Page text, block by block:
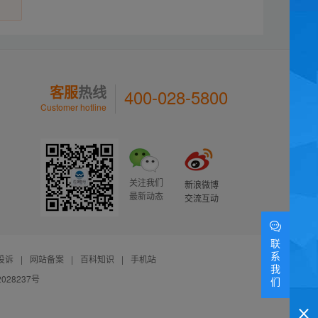
客服热线
Customer hotline 400-028-5800
关注我们
最新动态
新浪微博
交流互动
诉 | 网站备案 | 百科知识 |
手机站
号
联
系
我
们